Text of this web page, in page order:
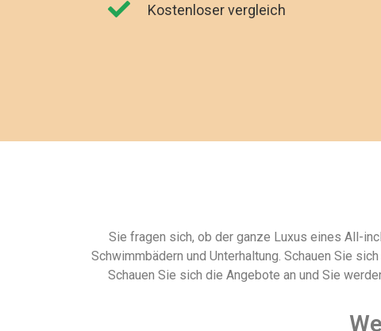
Kostenloser vergleich
Sie fragen sich, ob der ganze Luxus eines All-
Schwimmbädern und Unterhaltung. Schauen Sie
Schauen Sie sich die Angebote an und Sie